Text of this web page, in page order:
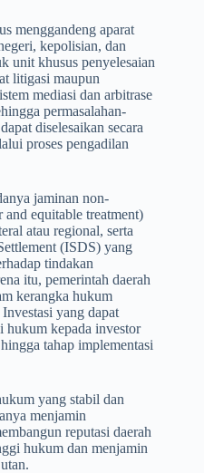
menggandeng aparat
kepolisian, dan
unit khusus penyelesaian
litigasi maupun
mediasi dan arbitrase
permasalahan-
diselesaikan secara
proses pengadilan
jaminan non-
equitable treatment)
atau regional, serta
(ISDS) yang
tindakan
itu, pemerintah daerah
kerangka hukum
yang dapat
hukum kepada investor
tahap implementasi
yang stabil dan
menjamin
reputasi daerah
hukum dan menjamin